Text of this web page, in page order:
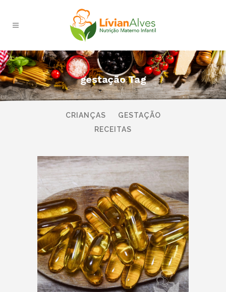
gestação Tag
TODAS AMAMENTAÇÃO
BEBÊS
CRIANÇAS
GESTAÇÃO
RECEITAS